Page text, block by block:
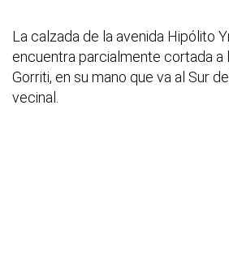
La calzada de la avenida Hipólito
encuentra parcialmente cortada a
Gorriti, en su mano que va al Sur
vecinal.